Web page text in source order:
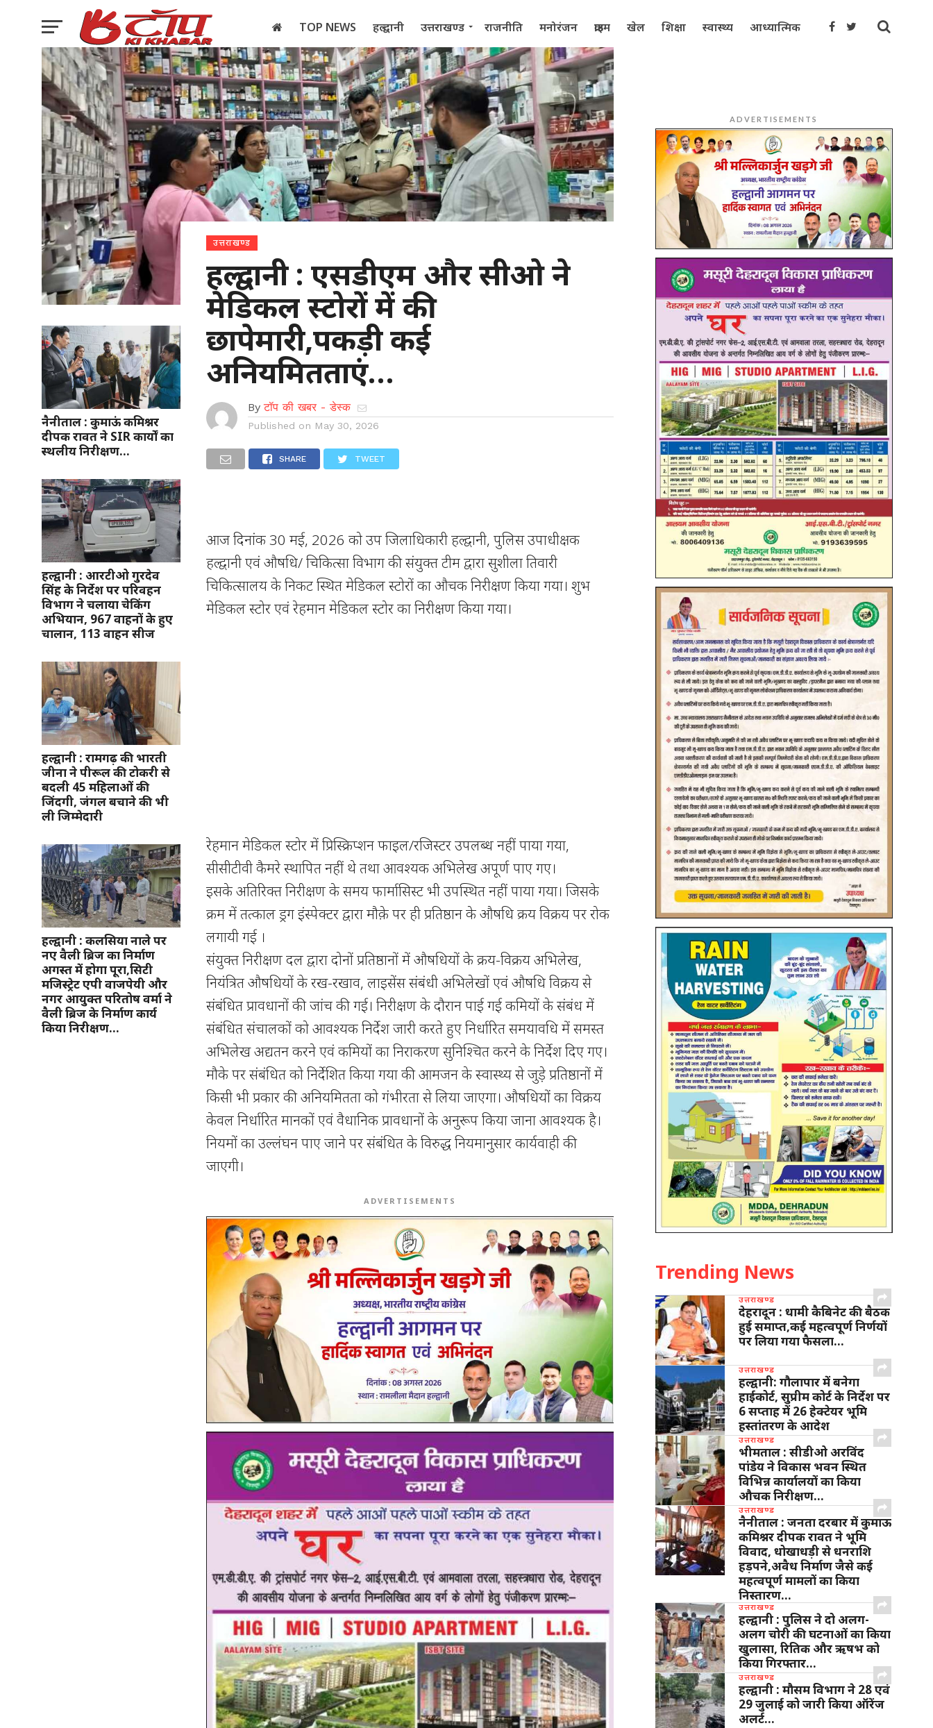
TOP NEWS हल्द्वानी उत्तराखण्ड राजनीति मनोरंजन क्राइम खेल शिक्षा स्वास्थ्य आध्यात्मिक
इलेक्शन 2022
नैनीताल : कुमाऊं कमिश्नर
दीपक रावत ने SIR कार्यों का
स्थलीय निरीक्षण…
हल्द्वानी : आरटीओ गुरदेव
सिंह के निर्देश पर परिवहन
विभाग ने चलाया चेकिंग
अभियान, 967 वाहनों के हुए
चालान, 113 वाहन सीज
हल्द्वानी : रामगढ़ की भारती
जीना ने पीरूल की टोकरी से
बदली 45 महिलाओं की
जिंदगी, जंगल बचाने की भी
ली जिम्मेदारी
हल्द्वानी : कलसिया नाले पर
नए वैली ब्रिज का निर्माण
अगस्त में होगा पूरा,सिटी
मजिस्ट्रेट एपी वाजपेयी और
नगर आयुक्त परितोष वर्मा ने
वैली ब्रिज के निर्माण कार्य
किया निरीक्षण…
उत्तराखण्ड
हल्द्वानी : एसडीएम और सीओ ने
मेडिकल स्टोरों में की
छापेमारी,पकड़ी कई
अनियमितताएं…
By टॉप की खबर - डेस्क
Published on May 30, 2026
SHARE TWEET
आज दिनांक 30 मई, 2026 को उप जिलाधिकारी हल्द्वानी, पुलिस उपाधीक्षक
हल्द्वानी एवं औषधि/ चिकित्सा विभाग की संयुक्त टीम द्वारा सुशीला तिवारी
चिकित्सालय के निकट स्थित मेडिकल स्टोरों का औचक निरीक्षण किया गया। शुभ
मेडिकल स्टोर एवं रेहमान मेडिकल स्टोर का निरीक्षण किया गया।
रेहमान मेडिकल स्टोर में प्रिस्क्रिप्शन फाइल/रजिस्टर उपलब्ध नहीं पाया गया,
सीसीटीवी कैमरे स्थापित नहीं थे तथा आवश्यक अभिलेख अपूर्ण पाए गए।
इसके अतिरिक्त निरीक्षण के समय फार्मासिस्ट भी उपस्थित नहीं पाया गया। जिसके
क्रम में तत्काल ड्रग इंस्पेक्टर द्वारा मौक़े पर ही प्रतिष्ठान के औषधि क्रय विक्रय पर रोक
लगायी गई ।
संयुक्त निरीक्षण दल द्वारा दोनों प्रतिष्ठानों में औषधियों के क्रय-विक्रय अभिलेख,
नियंत्रित औषधियों के रख-रखाव, लाइसेंस संबंधी अभिलेखों एवं औषधि विक्रय से
संबंधित प्रावधानों की जांच की गई। निरीक्षण के दौरान पाई गई कमियों के संबंध में
संबंधित संचालकों को आवश्यक निर्देश जारी करते हुए निर्धारित समयावधि में समस्त
अभिलेख अद्यतन करने एवं कमियों का निराकरण सुनिश्चित करने के निर्देश दिए गए।
मौके पर संबंधित को निर्देशित किया गया की आमजन के स्वास्थ्य से जुड़े प्रतिष्ठानों में
किसी भी प्रकार की अनियमितता को गंभीरता से लिया जाएगा। औषधियों का विक्रय
केवल निर्धारित मानकों एवं वैधानिक प्रावधानों के अनुरूप किया जाना आवश्यक है।
नियमों का उल्लंघन पाए जाने पर संबंधित के विरुद्ध नियमानुसार कार्यवाही की
जाएगी।
ADVERTISEMENTS
ADVERTISEMENTS
Trending News
उत्तराखण्ड
देहरादून : धामी कैबिनेट की बैठक
हुई समाप्त,कई महत्वपूर्ण निर्णयों
पर लिया गया फैसला…
उत्तराखण्ड
हल्द्वानी: गौलापार में बनेगा
हाईकोर्ट, सुप्रीम कोर्ट के निर्देश पर
6 सप्ताह में 26 हेक्टेयर भूमि
हस्तांतरण के आदेश
उत्तराखण्ड
भीमताल : सीडीओ अरविंद
पांडेय ने विकास भवन स्थित
विभिन्न कार्यालयों का किया
औचक निरीक्षण…
उत्तराखण्ड
नैनीताल : जनता दरबार में कुमाऊ
कमिश्नर दीपक रावत ने भूमि
विवाद, धोखाधड़ी से धनराशि
हड़पने,अवैध निर्माण जैसे कई
महत्वपूर्ण मामलों का किया
निस्तारण…
उत्तराखण्ड
हल्द्वानी : पुलिस ने दो अलग-
अलग चोरी की घटनाओं का किया
खुलासा, रितिक और ऋषभ को
किया गिरफ्तार…
उत्तराखण्ड
हल्द्वानी : मौसम विभाग ने 28 एवं
29 जुलाई को जारी किया ऑरेंज
अलर्ट…